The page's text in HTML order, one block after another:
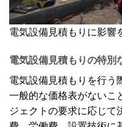
電気設備見積もりに影響
電気設備見積もりの特別
電気設備見積もりを行う
一般的な価格表がないこ
ジェクトの要求に応じて